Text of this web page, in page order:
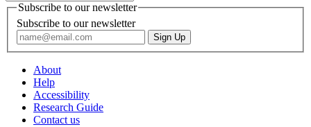
Subscribe to our newsletter
Subscribe to our newsletter
About
Help
Accessibility
Research Guide
Contact us